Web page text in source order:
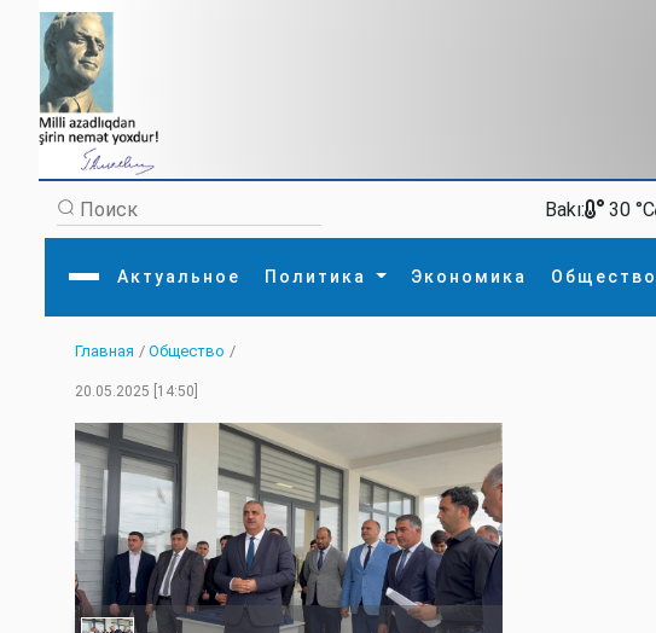
Bakı: 30 °C
Актуальное Политика Экономика Общество
Главная
Актуальное
Экономика
Аналитика
Культура
Интервью
Литература
МЕДИА
Внутренняя политикаНаука
Религия
Происшествие
Диаспора
Главная / Общество /
20.05.2025 [14:50]